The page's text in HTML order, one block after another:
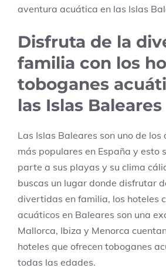
aventura acuática en las Islas
Disfruta de la
familia con los
toboganes
las Islas Baleares
Las Islas Baleares son uno de
más populares en España y esto
parte a sus playas y su clima
buscas un lugar donde disfrutar
divertidas en familia, los hoteles
acuáticos en Baleares son una
Mallorca, Ibiza y Menorca
hoteles que ofrecen toboganes
todas las edades.